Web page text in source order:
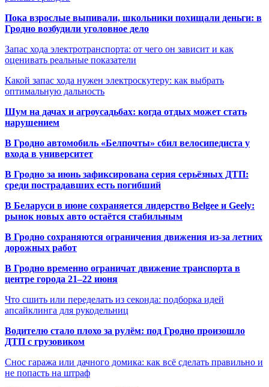
Пока взрослые выпивали, школьники похищали деньги: в
Гродно возбудили уголовное дело
Запас хода электротранспорта: от чего он зависит и как
оценивать реальные показатели
Какой запас хода нужен электроскутеру: как выбрать
оптимальную дальность
Шум на дачах и агроусадьбах: когда отдых может стать
нарушением
В Гродно автомобиль «Белпочты» сбил велосипедиста у
входа в университет
В Гродно за июнь зафиксирована серия серьёзных ДТП:
среди пострадавших есть погибший
В Беларуси в июне сохраняется лидерство Belgee и Geely:
рынок новых авто остаётся стабильным
В Гродно сохраняются ограничения движения из-за летних
дорожных работ
В Гродно временно ограничат движение транспорта в
центре города 21–22 июня
Что сшить или переделать из секонда: подборка идей
апсайклинга для рукодельниц
Водителю стало плохо за рулём: под Гродно произошло
ДТП с грузовиком
Снос гаража или дачного домика: как всё сделать правильно и
не попасть на штраф